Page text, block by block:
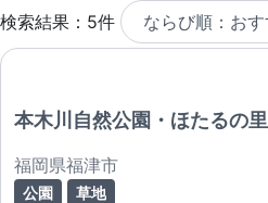
検索結果：5件
本木川自然公園・ほたるの里
福岡県福津市
公園 草地